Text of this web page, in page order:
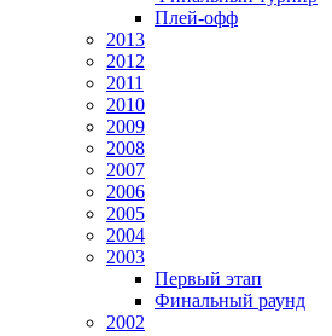
Плей-офф
2013
2012
2011
2010
2009
2008
2007
2006
2005
2004
2003
Первый этап
Финальный раунд
2002